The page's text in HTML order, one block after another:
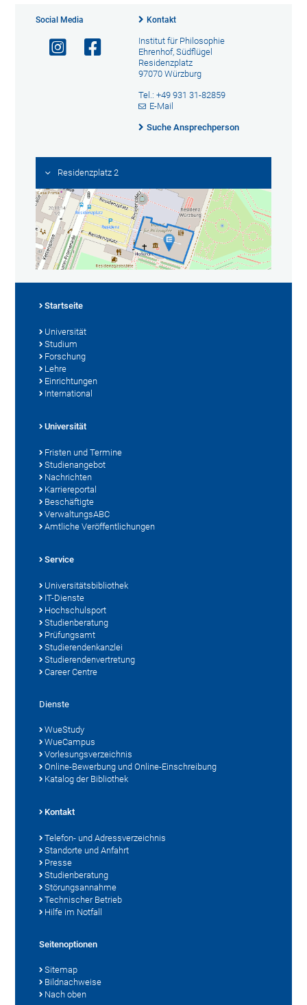
Social Media Kontakt
Institut für Philosophie
Ehrenhof, Südflügel
Residenzplatz
97070 Würzburg
Tel.: +49 931 31-82859
E-Mail
Suche Ansprechperson
Residenzplatz 2
Startseite
Universität
Studium
Forschung
Lehre
Einrichtungen
International
Universität
Fristen und Termine
Studienangebot
Nachrichten
Karriereportal
Beschäftigte
VerwaltungsABC
Amtliche Veröffentlichungen
Service
Universitätsbibliothek
IT-Dienste
Hochschulsport
Studienberatung
Prüfungsamt
Studierendenkanzlei
Studierendenvertretung
Career Centre
Dienste
WueStudy
WueCampus
Vorlesungsverzeichnis
Online-Bewerbung und Online-Einschreibung
Katalog der Bibliothek
Kontakt
Telefon- und Adressverzeichnis
Standorte und Anfahrt
Presse
Studienberatung
Störungsannahme
Technischer Betrieb
Hilfe im Notfall
Seitenoptionen
Sitemap
Bildnachweise
Nach oben